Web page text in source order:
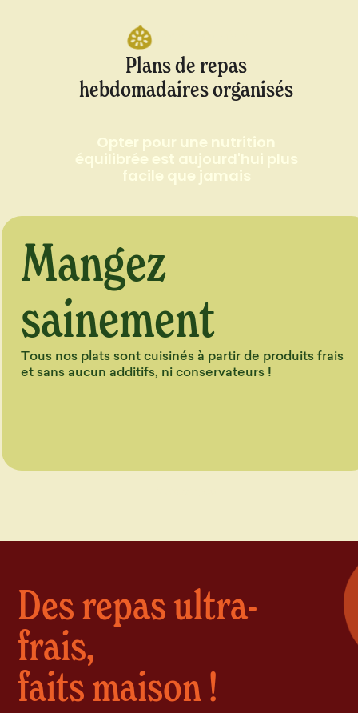
Plans de repas
hebdomadaires organisés
Opter pour une nutrition
équilibrée est aujourd'hui plus
facile que jamais
Mangez
sainement
Tous nos plats sont cuisinés à partir de produits frais
et sans aucun additifs, ni conservateurs !
Des repas ultra-
frais,
faits maison !